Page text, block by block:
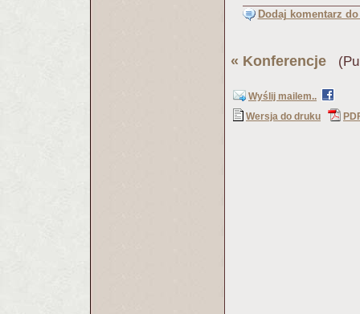
Dodaj komentarz
« Konferencje
Wyślij mailem..
Wersja do druku